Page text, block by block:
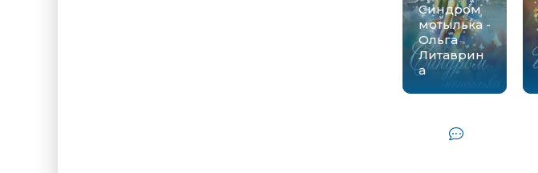
Синдром
мотылька -
Ольга
Литаврин
а